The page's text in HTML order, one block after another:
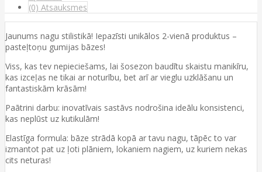
(0) Atsauksmes
Jaunums nagu stilistikā! Iepazīsti unikālos 2-vienā produktus –
pasteļtoņu gumijas bāzes!
Viss, kas tev nepieciešams, lai šosezon baudītu skaistu manikīru,
kas izceļas ne tikai ar noturību, bet arī ar vieglu uzklāšanu un
fantastiskām krāsām!
Paātrini darbu: inovatīvais sastāvs nodrošina ideālu konsistenci,
kas neplūst uz kutikulām!
Elastīga formula: bāze strādā kopā ar tavu nagu, tāpēc to var
izmantot pat uz ļoti plāniem, lokaniem nagiem, uz kuriem nekas
cits neturas!